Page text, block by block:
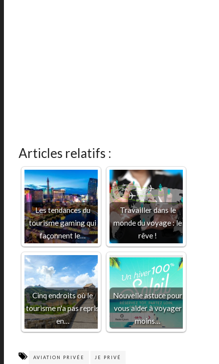
Articles relatifs :
Les tendances du
tourisme gaming qui
façonnent le…
Travailler dans le
monde du voyage : le
rêve !
Cinq endroits où le
tourisme n'a pas repris
en…
Nouvelle astuce pour
vous aider à voyager
moins…
AVIATION PRIVÉE JE PRIVÉ